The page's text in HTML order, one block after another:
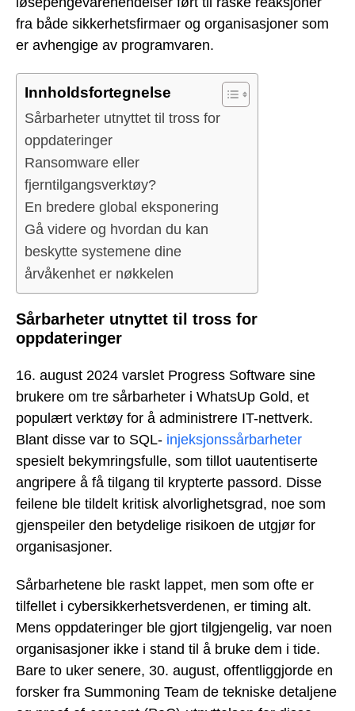
fra både sikkerhetsfirmaer og organisasjoner som
er avhengige av programvaren.
Innholdsfortegnelse
Sårbarheter utnyttet til tross for
oppdateringer
Ransomware eller
fjerntilgangsverktøy?
En bredere global eksponering
Gå videre og hvordan du kan
beskytte systemene dine
årvåkenhet er nøkkelen
Sårbarheter utnyttet til tross for
oppdateringer
16. august 2024 varslet Progress Software sine
brukere om tre sårbarheter i WhatsUp Gold, et
populært verktøy for å administrere IT-nettverk.
Blant disse var to SQL- injeksjonssårbarheter
spesielt bekymringsfulle, som tillot uautentiserte
angripere å få tilgang til krypterte passord. Disse
feilene ble tildelt kritisk alvorlighetsgrad, noe som
gjenspeiler den betydelige risikoen de utgjør for
organisasjoner.
Sårbarhetene ble raskt lappet, men som ofte er
tilfellet i cybersikkerhetsverdenen, er timing alt.
Mens oppdateringer ble gjort tilgjengelig, var noen
organisasjoner ikke i stand til å bruke dem i tide.
Bare to uker senere, 30. august, offentliggjorde en
forsker fra Summoning Team de tekniske detaljene